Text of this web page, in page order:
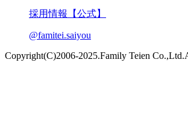
採用情報【公式】
@famitei.saiyou
Copyright(C)2006-2025.Family Teien